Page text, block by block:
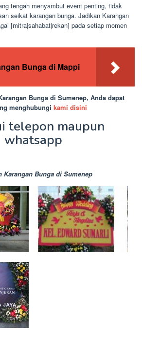
tengah menyambut event penting, tidak
seikat karangan bunga. Jadikan Karangan
[mitra|sahabat|rekan] pada setiap momen
Bunga di Mappi
Bunga di Sumenep, Anda dapat
menghubungi kami disini
telepon maupun
whatsapp
Karangan Bunga di Sumenep